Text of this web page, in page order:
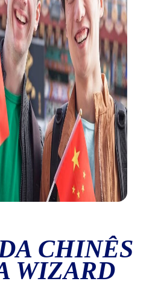
CHINÊS
WIZARD